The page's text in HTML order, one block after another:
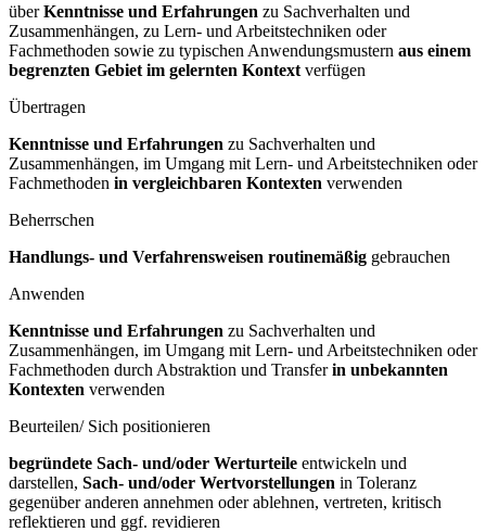
überKenntnisse und Erfahrungen zu Sachverhalten und
Zusammenhängen, zu Lern- und Arbeitstechniken oder
Fachmethoden sowie zu typischen Anwendungsmustern aus einem
begrenzten Gebiet im gelernten Kontext verfügen
Übertragen
Kenntnisse und Erfahrungen zu Sachverhalten und
Zusammenhängen, im Umgang mit Lern- und Arbeitstechniken oder
Fachmethoden in vergleichbaren Kontexten verwenden
Beherrschen
Handlungs- und Verfahrensweisen routinemäßig gebrauchen
Anwenden
Kenntnisse und Erfahrungen zu Sachverhalten und
Zusammenhängen, im Umgang mit Lern- und Arbeitstechniken oder
Fachmethoden durch Abstraktion und Transferin unbekannten
Kontexten verwenden
Beurteilen/ Sich positionieren
begründete Sach- und/oder Werturteile entwickeln und
darstellen, Sach- und/oder Wertvorstellungen in Toleranz
gegenüber anderen annehmen oder ablehnen, vertreten, kritisch
reflektieren und ggf. revidieren